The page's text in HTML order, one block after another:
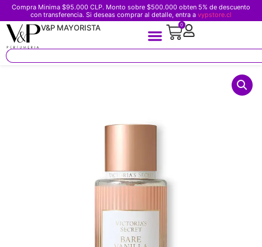
Compra Minima $95.000 CLP. Monto sobre $500.000 obten 5% de descuento
con transferencia. Si deseas comprar al detalle, entra a vypstore.cl
V&P MAYORISTA 0